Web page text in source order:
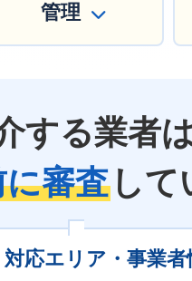
管理
する業者
審査して
対応エリア・事業